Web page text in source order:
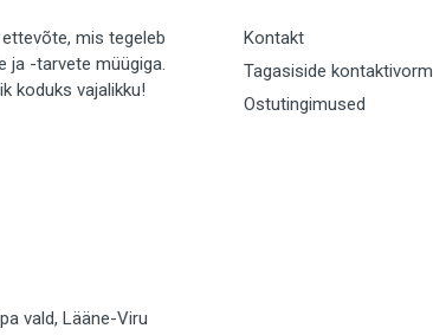
mis tegeleb
ja -tarvete müügiga.
koduks vajalikku!
vald, Lääne-Viru
Kontakt
Tagasiside kontaktivorm
Ostutingimused